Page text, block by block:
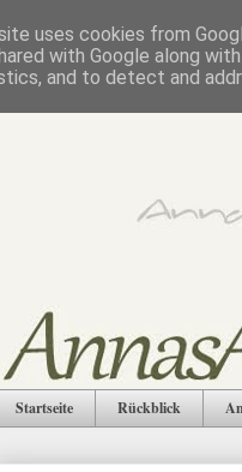
Startseite Rückblick
uses cookies from
with Google along
and to detect and